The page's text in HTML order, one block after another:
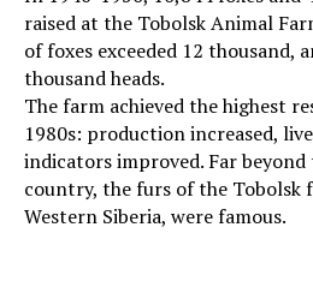
raised at the Tobolsk Animal
of foxes exceeded 12 thousand,
thousand heads.
The farm achieved the highest
1980s: production increased,
indicators improved. Far
country, the furs of the Tobolsk
Western Siberia, were famous.